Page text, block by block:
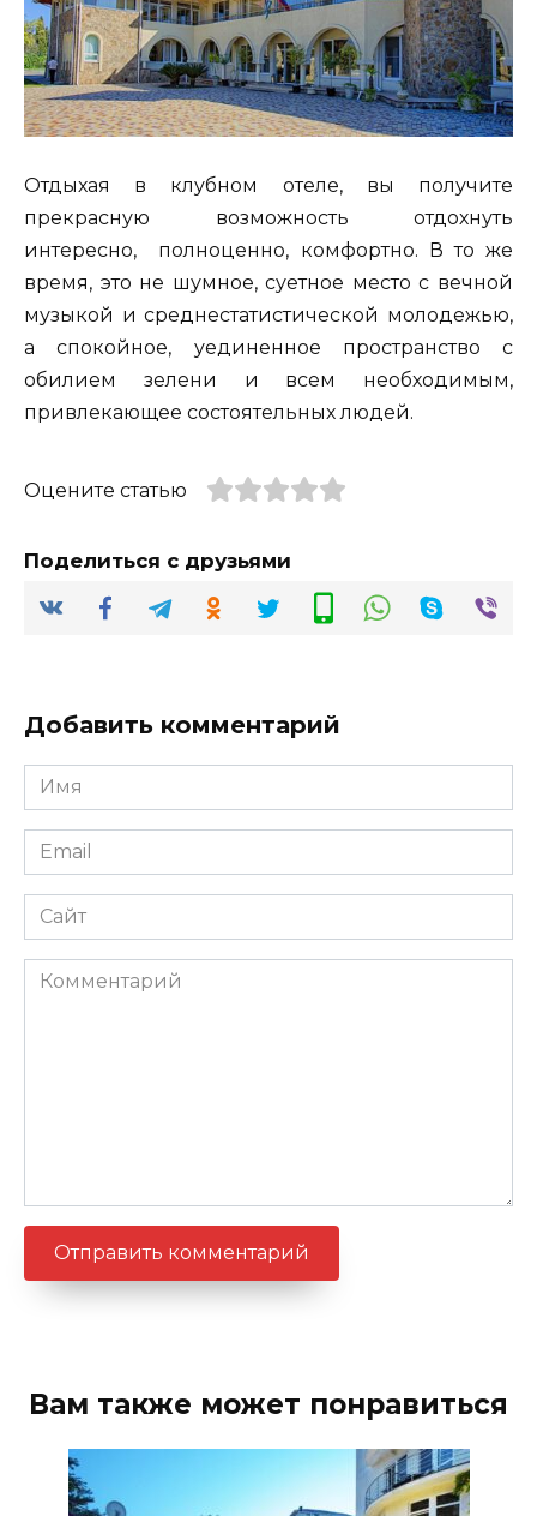
Отдыхая в клубном отеле, вы получите
прекрасную возможность отдохнуть
интересно, полноценно, комфортно. В то же
время, это не шумное, суетное место с вечной
музыкой и среднестатистической молодежью,
а спокойное, уединенное пространство с
обилием зелени и всем необходимым,
привлекающее состоятельных людей.
Оцените статью
Поделиться с друзьями
Добавить комментарий
Имя
*
Email
*
Сайт
Комментарий
Вам также может понравиться